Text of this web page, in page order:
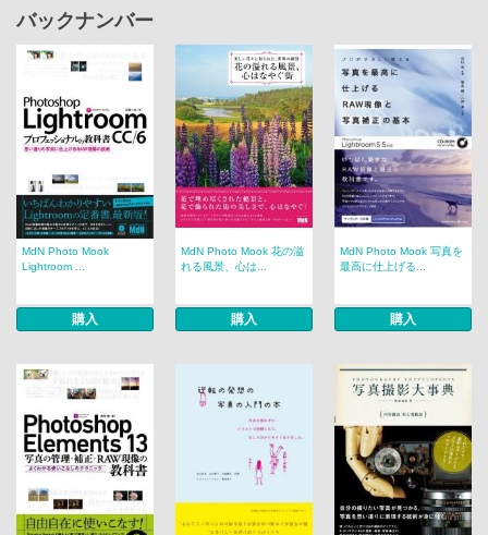
バックナンバー
MdN Photo Mook
Lightroom ...
購入
MdN Photo Mook 花の溢
れる風景、心は...
購入
MdN Photo Mook 写真を
最高に仕上げる...
購入